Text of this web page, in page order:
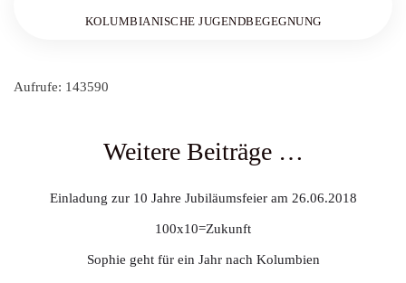
KOLUMBIANISCHE JUGENDBEGEGNUNG
Aufrufe: 143590
Weitere Beiträge …
Einladung zur 10 Jahre Jubiläumsfeier am 26.06.2018
100x10=Zukunft
Sophie geht für ein Jahr nach Kolumbien